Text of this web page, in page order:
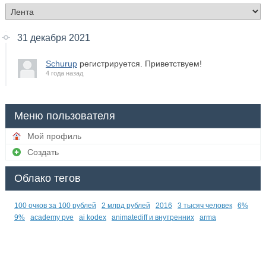
31 декабря 2021
Schurupрегистрируется. Приветствуем!
4 года назад
Меню пользователя
Мой профиль
Создать
Облако тегов
100 очков за 100 рублей 2 млрд рублей 2016 3 тысяч человек
6%
9%
academy pve ai kodex animatediff и внутренних arma